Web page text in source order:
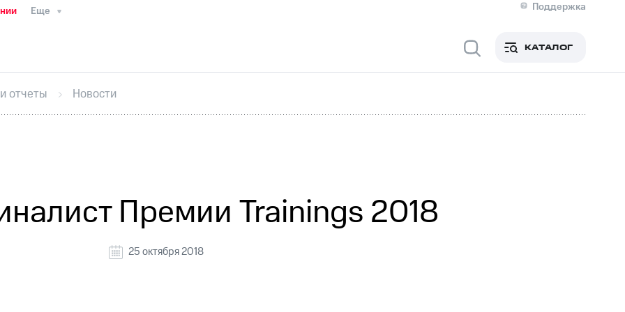
Еще
Поддержка
Медиа-центр
ИнтервьюФинансовая отчетностьКонтактыНовости в регионе
секретарьРаскрытие информации
кабинет акционераАкционерный капиталКонтроль и аудитРынок акций
КАТАЛОГ
отчеты Новости
Премии Trainings 2018
25 октября 2018